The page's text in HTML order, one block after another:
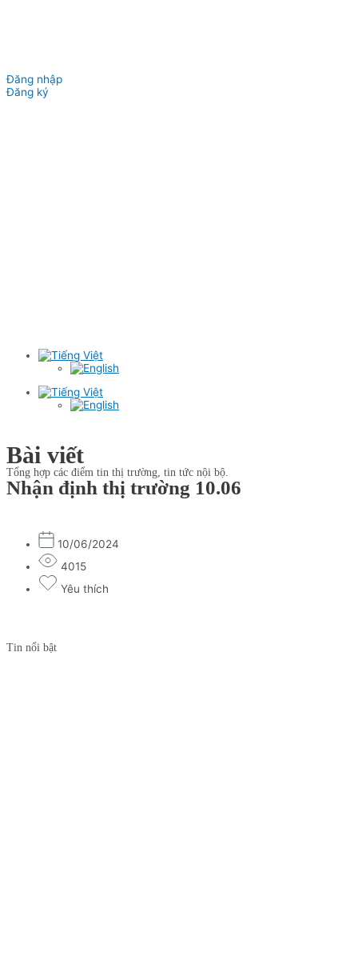
Đăng nhập
Đăng ký
Bài viết
Tổng hợp các điểm tin thị trường, tin tức nội bộ.
Nhận định thị trường 10.06
10/06/2024
4015
Yêu thích
Tin nổi bật